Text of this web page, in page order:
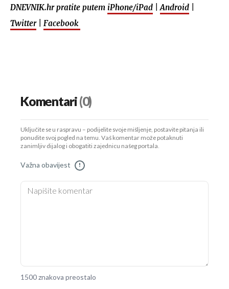
DNEVNIK.hr pratite putem iPhone/iPad Android
Twitter| Facebook
Komentari(0)
Uključite se u raspravu – podijelite svoje mišljenje, postavite pitanja ili
ponudite svoj pogled na temu. Vaš komentar može potaknuti
zanimljiv dijalog i obogatiti zajednicu našeg portala.
Važna obavijest !
1500 znakova preostalo